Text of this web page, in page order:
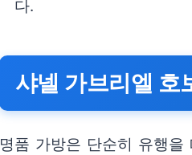
다.
샤넬 가브리엘 호
명품 가방은 단순히 유행